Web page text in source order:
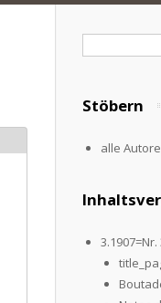
Stöbern
alle
3.1907=Nr.